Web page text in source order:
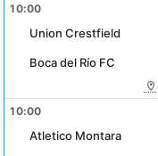
10:00
Union Crestfield
Boca del Río FC
10:00
Atletico Montara